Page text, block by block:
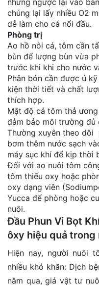
nhưng ngược lại vào
chúng lại lấy nhiều O2
dễ làm cho cá nổi đầu.
Phòng trị
Ao hồ nôi cá, tôm cần
bùn để lượng bùn vừa
trước khi khi cho nước
Phân bón cần được ủ
kiện thời tiết và chất
thích hợp.
Mật độ cá tôm thả
đảm bảo môi trường đủ
Thường xuyên theo dõi
bơm thêm nước sạch
máy sục khí để kịp thời
Đối với ao nuôi tôm
tôm thiếu oxy hoặc
oxy dạng viên
Yucca để phòng hoặc
nuôi.
Đầu Phun Vi Bọt
ôxy hiệu quả trong
Hiện nay, người nuôi
nhiều khó khăn: Dịch
năm qua, giá vật tư